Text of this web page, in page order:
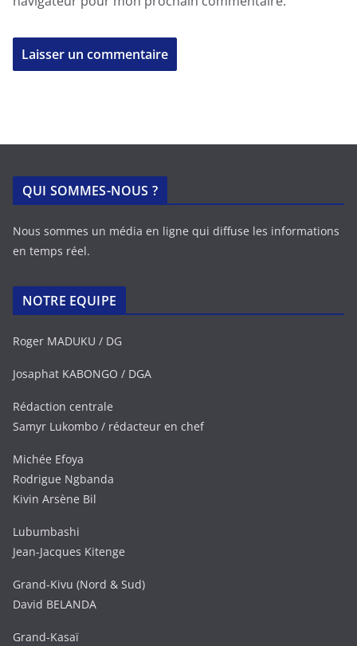
QUI SOMMES-NOUS ?
Nous sommes un média en ligne qui diffuse les informations
en temps réel.
NOTRE EQUIPE
Roger MADUKU / DG
Josaphat KABONGO / DGA
Rédaction centrale
Samyr Lukombo / rédacteur en chef
Michée Efoya
Rodrigue Ngbanda
Kivin Arsène Bil
Lubumbashi
Jean-Jacques Kitenge
Grand-Kivu (Nord & Sud)
David BELANDA
Grand-Kasaï